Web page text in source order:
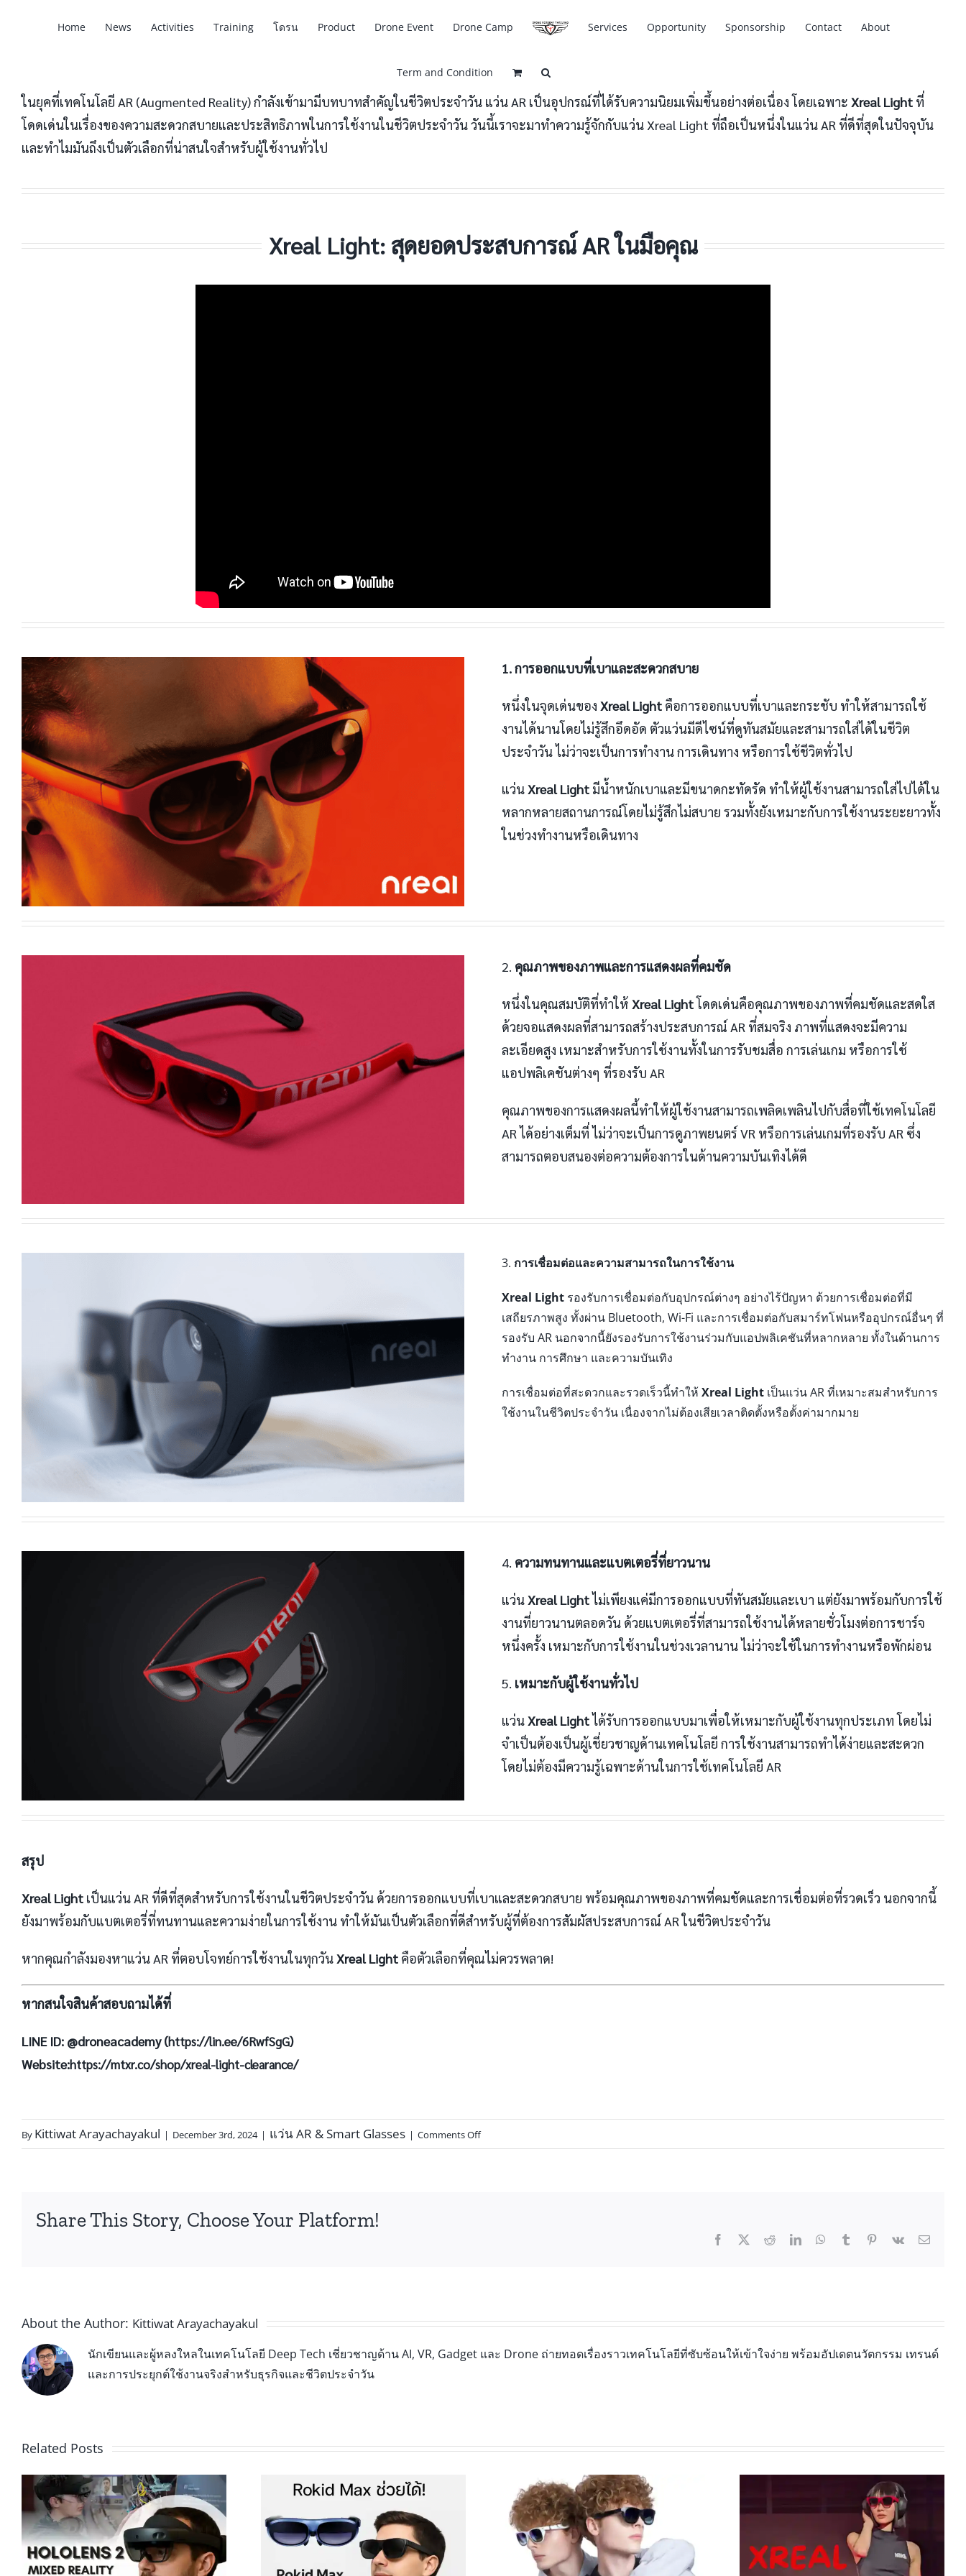
Home News Activities Training โดรน Product Drone Event Drone Camp Services Opportunity Sponsorship Contact About
Term and Condition
ในยุคที่เทคโนโลยี AR (Augmented Reality) กำลังเข้ามามีบทบาทสำคัญในชีวิตประจำวัน แว่น AR เป็นอุปกรณ์ที่ได้รับความนิยมเพิ่มขึ้นอย่างต่อเนื่อง โดยเฉพาะ Xreal Lightที่
โดดเด่นในเรื่องของความสะดวกสบายและประสิทธิภาพในการใช้งานในชีวิตประจำวัน วันนี้เราจะมาทำความรู้จักกับแว่น Xreal Light ที่ถือเป็นหนึ่งในแว่น AR ที่ดีที่สุดในปัจจุบัน
และทำไมมันถึงเป็นตัวเลือกที่น่าสนใจสำหรับผู้ใช้งานทั่วไป
Xreal Light: สุดยอดประสบการณ์ AR ในมือคุณ
1. การออกแบบที่เบาและสะดวกสบาย
หนึ่งในจุดเด่นของ Xreal Lightคือการออกแบบที่เบาและกระชับ ทำให้สามารถใช้
งานได้นานโดยไม่รู้สึกอึดอัด ตัวแว่นมีดีไซน์ที่ดูทันสมัยและสามารถใส่ได้ในชีวิต
ประจำวัน ไม่ว่าจะเป็นการทำงาน การเดินทาง หรือการใช้ชีวิตทั่วไป
แว่นXreal Lightมีน้ำหนักเบาและมีขนาดกะทัดรัด ทำให้ผู้ใช้งานสามารถใส่ไปได้ใน
หลากหลายสถานการณ์โดยไม่รู้สึกไม่สบาย รวมทั้งยังเหมาะกับการใช้งานระยะยาวทั้ง
ในช่วงทำงานหรือเดินทาง
2. คุณภาพของภาพและการแสดงผลที่คมชัด
หนึ่งในคุณสมบัติที่ทำให้ Xreal Lightโดดเด่นคือคุณภาพของภาพที่คมชัดและสดใส
ด้วยจอแสดงผลที่สามารถสร้างประสบการณ์ AR ที่สมจริง ภาพที่แสดงจะมีความ
ละเอียดสูง เหมาะสำหรับการใช้งานทั้งในการรับชมสื่อ การเล่นเกม หรือการใช้
แอปพลิเคชันต่างๆ ที่รองรับ AR
คุณภาพของการแสดงผลนี้ทำให้ผู้ใช้งานสามารถเพลิดเพลินไปกับสื่อที่ใช้เทคโนโลยี
AR ได้อย่างเต็มที่ ไม่ว่าจะเป็นการดูภาพยนตร์ VR หรือการเล่นเกมที่รองรับ AR ซึ่ง
สามารถตอบสนองต่อความต้องการในด้านความบันเทิงได้ดี
3. การเชื่อมต่อและความสามารถในการใช้งาน
Xreal Lightรองรับการเชื่อมต่อกับอุปกรณ์ต่างๆ อย่างไร้ปัญหา ด้วยการเชื่อมต่อที่มี
เสถียรภาพสูง ทั้งผ่าน Bluetooth, Wi-Fi และการเชื่อมต่อกับสมาร์ทโฟนหรืออุปกรณ์อื่นๆ ที่
รองรับ AR นอกจากนี้ยังรองรับการใช้งานร่วมกับแอปพลิเคชันที่หลากหลาย ทั้งในด้านการ
ทำงาน การศึกษา และความบันเทิง
การเชื่อมต่อที่สะดวกและรวดเร็วนี้ทำให้Xreal Lightเป็นแว่น AR ที่เหมาะสมสำหรับการ
ใช้งานในชีวิตประจำวัน เนื่องจากไม่ต้องเสียเวลาติดตั้งหรือตั้งค่ามากมาย
4. ความทนทานและแบตเตอรี่ที่ยาวนาน
แว่นXreal Lightไม่เพียงแค่มีการออกแบบที่ทันสมัยและเบา แต่ยังมาพร้อมกับการใช้
งานที่ยาวนานตลอดวัน ด้วยแบตเตอรี่ที่สามารถใช้งานได้หลายชั่วโมงต่อการชาร์จ
หนึ่งครั้ง เหมาะกับการใช้งานในช่วงเวลานาน ไม่ว่าจะใช้ในการทำงานหรือพักผ่อน
5. เหมาะกับผู้ใช้งานทั่วไป
แว่นXreal Lightได้รับการออกแบบมาเพื่อให้เหมาะกับผู้ใช้งานทุกประเภท โดยไม่
จำเป็นต้องเป็นผู้เชี่ยวชาญด้านเทคโนโลยี การใช้งานสามารถทำได้ง่ายและสะดวก
โดยไม่ต้องมีความรู้เฉพาะด้านในการใช้เทคโนโลยี AR
สรุป
Xreal Lightเป็นแว่น AR ที่ดีที่สุดสำหรับการใช้งานในชีวิตประจำวัน ด้วยการออกแบบที่เบาและสะดวกสบาย พร้อมคุณภาพของภาพที่คมชัดและการเชื่อมต่อที่รวดเร็ว นอกจากนี้
ยังมาพร้อมกับแบตเตอรี่ที่ทนทานและความง่ายในการใช้งาน ทำให้มันเป็นตัวเลือกที่ดีสำหรับผู้ที่ต้องการสัมผัสประสบการณ์ AR ในชีวิตประจำวัน
หากคุณกำลังมองหาแว่น AR ที่ตอบโจทย์การใช้งานในทุกวันXreal Lightคือตัวเลือกที่คุณไม่ควรพลาด!
หากสนใจสินค้าสอบถามได้ที่
LINE ID: @droneacademy (https://lin.ee/6RwfSgG)
Website:https://mtxr.co/shop/xreal-light-clearance/
By Kittiwat Arayachayakul | December 3rd, 2024 | แว่น AR & Smart Glasses | Comments Off
Share This Story, Choose Your Platform!
About the Author: Kittiwat Arayachayakul
นักเขียนและผู้หลงใหลในเทคโนโลยี Deep Tech เชี่ยวชาญด้าน AI, VR, Gadget และ Drone ถ่ายทอดเรื่องราวเทคโนโลยีที่ซับซ้อนให้เข้าใจง่าย พร้อมอัปเดตนวัตกรรม เทรนด์
และการประยุกต์ใช้งานจริงสำหรับธุรกิจและชีวิตประจำวัน
Related Posts
Rokid Max AR Glasses ทางออก Viture Pro vs คู่แข่ง ใครดีกว่า? XREAL Air 2 Ultra vs คู่แข่ง: อัน
HoloLens 2: นวัตกรรม Mixed
Reality ที่เปลี่ยนโลกการทำงาน